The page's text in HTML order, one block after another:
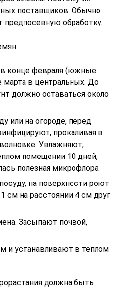
поставщиков. Обычно
предпосевную обработку.
конце февраля (южные
марта в центральных. До
должно оставаться около
или на огороде, перед
прокаливая в
Увлажняют,
помещении 10 дней,
полезная микрофлора.
на поверхности роют
см на расстоянии 4 см друг
Засыпают почвой,
и устанавливают в теплом
должна быть